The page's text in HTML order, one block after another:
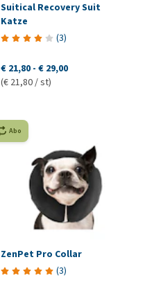
Suitical Recovery Suit
Katze
(3)
€ 21,80 - € 29,00
(€ 21,80 / st)
Abo
ZenPet Pro Collar
(3)